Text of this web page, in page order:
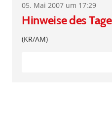
05. Mai 2007 um 17:29
Hinweise des
(KR/AM)